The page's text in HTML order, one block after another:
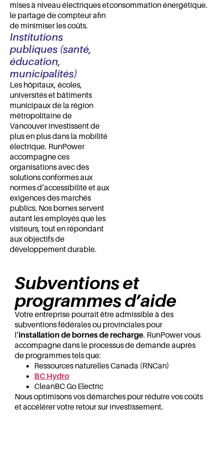
mises à niveau électriques et
le partage de compteur afin
de minimiser les coûts.
Institutions
publiques (santé,
éducation,
municipalités)
Les hôpitaux, écoles,
universités et bâtiments
municipaux de la région
métropolitaine de
Vancouver investissent de
plus en plus dans la mobilité
électrique. RunPower
accompagne ces
organisations avec des
solutions conformes aux
normes d’accessibilité et aux
exigences des marchés
publics. Nos bornes servent
autant les employés que les
visiteurs, tout en répondant
aux objectifs de
développement durable.
consommation énergétique.
Subventions et
programmes d’aide
Votre entreprise pourrait être admissible à des
subventions fédérales ou provinciales pour
l’installation de bornes de recharge. RunPower vous
accompagne dans le processus de demande auprès
de programmes tels que:
Ressources naturelles Canada (RNCan)
BC Hydro
CleanBC Go Electric
Nous optimisons vos démarches pour réduire vos coûts
et accélérer votre retour sur investissement.